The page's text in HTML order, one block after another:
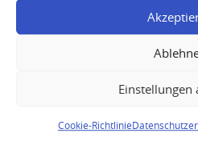
Einstellungen
Cookie-Richtlinie